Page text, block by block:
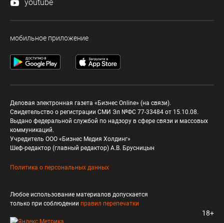
youtube
мобильное приложение
Деловая электронная газета «Бизнес Online» (на связи).
Свидетельство о регистрации СМИ Эл №ФС 77-33484 от 15.10.08.
Выдано федеральной службой по надзору в сфере связи и массовых
коммуникаций.
Учредитель ООО «Бизнес Медия Холдинг»
Шеф-редактор (главный редактор) А.В. Брусницын
Политика о персональных данных
Любое использование материалов допускается
только при соблюдении правил перепечатки
18+